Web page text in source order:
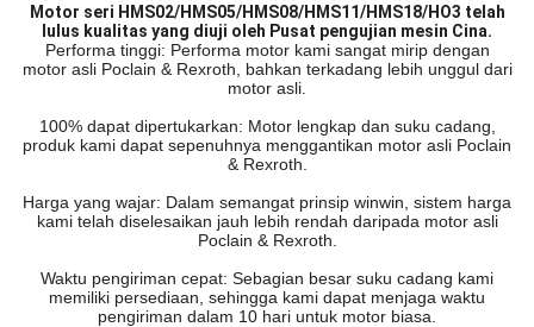
Motor seri HMS02/HMS05/HMS08/HMS11/HMS18/HO3 telah
lulus kualitas yang diuji oleh Pusat pengujian mesin Cina.
Performa tinggi: Performa motor kami sangat mirip dengan
motor asli Poclain & Rexroth, bahkan terkadang lebih unggul dari
motor asli.
100% dapat dipertukarkan: Motor lengkap dan suku cadang,
produk kami dapat sepenuhnya menggantikan motor asli Poclain
& Rexroth.
Harga yang wajar: Dalam semangat prinsip winwin, sistem harga
kami telah diselesaikan jauh lebih rendah daripada motor asli
Poclain & Rexroth.
Waktu pengiriman cepat: Sebagian besar suku cadang kami
memiliki persediaan, sehingga kami dapat menjaga waktu
pengiriman dalam 10 hari untuk motor biasa.